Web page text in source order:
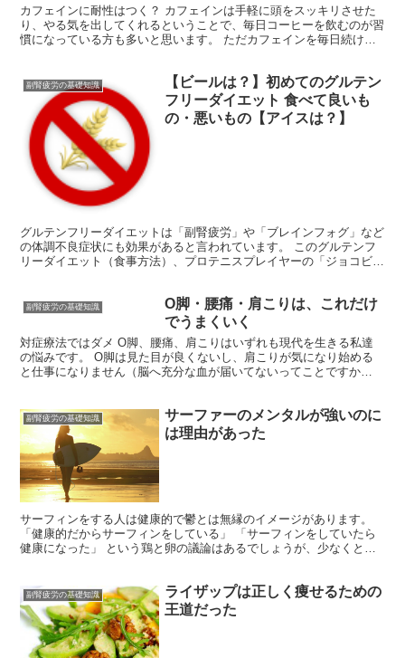
カフェインに耐性はつく？ カフェインは手軽に頭をスッキリさせた
り、やる気を出してくれるということで、毎日コーヒーを飲むのが習
慣になっている方も多いと思います。 ただカフェインを毎日続けて
副腎疲労の基礎知識
【ビールは？】初めてのグルテン
フリーダイエット 食べて良いも
の・悪いもの【アイスは？】
グルテンフリーダイエットは「副腎疲労」や「ブレインフォグ」など
の体調不良症状にも効果があると言われています。 このグルテンフ
リーダイエット（食事方法）、プロテニスプレイヤーの「ジョコビッ
副腎疲労の基礎知識
O脚・腰痛・肩こりは、これだけ
でうまくいく
対症療法ではダメ O脚、腰痛、肩こりはいずれも現代を生きる私達
の悩みです。 O脚は見た目が良くないし、肩こりが気になり始める
と仕事になりません（脳へ充分な血が届いてないってことですか
副腎疲労の基礎知識
サーファーのメンタルが強いのに
は理由があった
サーフィンをする人は健康的で鬱とは無縁のイメージがあります。
「健康的だからサーフィンをしている」 「サーフィンをしていたら
健康になった」 という鶏と卵の議論はあるでしょうが、少なくとも
副腎疲労の基礎知識
ライザップは正しく痩せるための
王道だった